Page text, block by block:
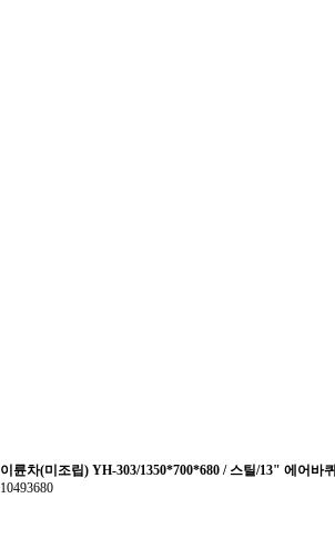
이륜차(미조립) YH-303/1350*700*680 / 스틸/13" 에어바퀴
10493680